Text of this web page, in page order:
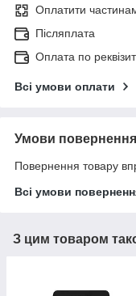
Оплатити
Післяплата
Оплата по
Всі умови оплати
Умови повернення
Повернення товару
Всі умови
З цим товаром